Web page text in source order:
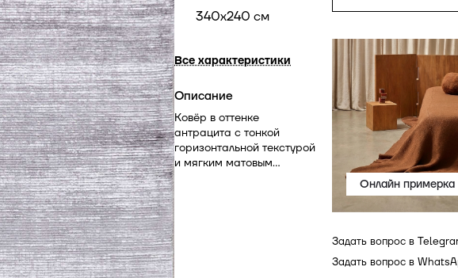
340x240 см
Все характеристики
Описание
Ковёр в оттенке
антрацита с тонкой
горизонтальной текстурой
и мягким матовым
Онлайн примерка
Задать вопрос в
Задать вопрос в